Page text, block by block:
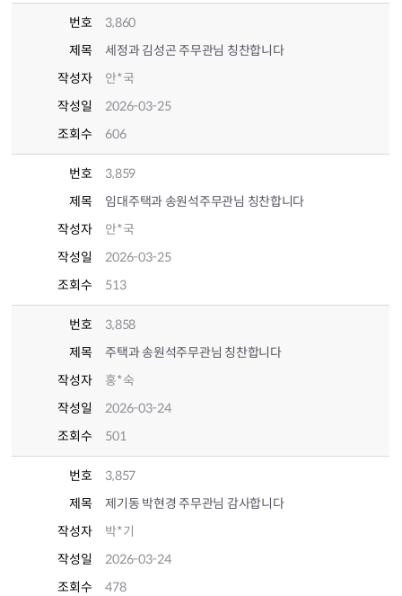
번호
3,860
제목
세정과 김성곤 주무관님 칭찬합니다
작성자
안*국
작성일
2026-03-25
조회수
606
번호
3,859
제목
임대주택과 송원석주무관님 칭찬합니다
작성자
안*국
작성일
2026-03-25
조회수
513
번호
3,858
제목
주택과 송원석주무관님 칭찬합니다
작성자
홍*숙
작성일
2026-03-24
조회수
501
번호
3,857
제목
제기동 박현경 주무관님 감사합니다
작성자
박*기
작성일
2026-03-24
조회수
478